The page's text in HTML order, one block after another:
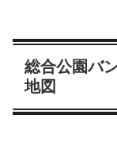
総合公園バ
地図